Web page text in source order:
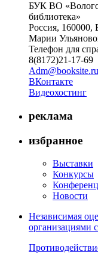
БУК ВО
библиотека»
Россия, 160000,
Марии
Телефон для
8(8172)21-17-69
Adm@booksite.ru
ВКонтакте
Видеохостинг
реклама
избранное
Выставки
Конкурсы
Новости
Независимая
организациями